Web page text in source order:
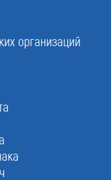
организаций